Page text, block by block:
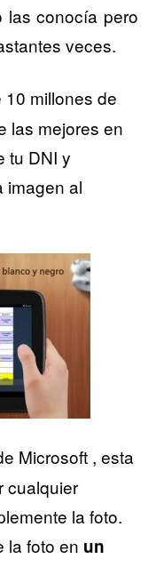
las conocía pero
veces.
millones de
las mejores en
tu DNI y
imagen al
Microsoft , esta
cualquier
la foto.
la foto en un